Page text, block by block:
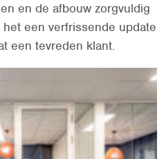
en de afbouw zorgvuldig
een verfrissende update
een tevreden klant.